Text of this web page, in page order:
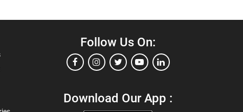
Follow Us On:
Download Our App :